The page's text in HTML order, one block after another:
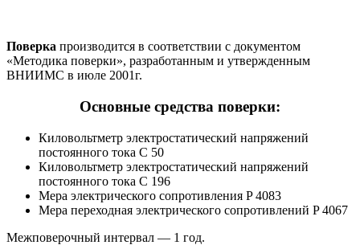
Поверка производится в соответствии с документом
«Методика поверки», разработанным и утвержденным
ВНИИМС в июле 2001г.
Основные средства поверки:
Киловольтметр электростатический напряжений
постоянного тока С 50
Киловольтметр электростатический напряжений
постоянного тока С 196
Мера электрического сопротивления P 4083
Мера переходная электрического сопротивлений P 4067
Межповерочный интервал — 1 год.